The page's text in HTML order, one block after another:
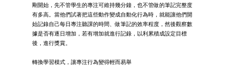
剛開始，先不管學生的專注可維持幾分鐘，也不管做的筆記完整度
有多高。當他們試著把這些動作變成自動化行為時，就能讓他們開
始記錄自己每日專注聽課的時間、做筆記的效率程度，然後觀察數
據是否有逐日增加，若有增加就進行記錄，以利累積成設定目標
後，進行獎賞。
轉換學習模式，讓專注行為變得輕而易舉